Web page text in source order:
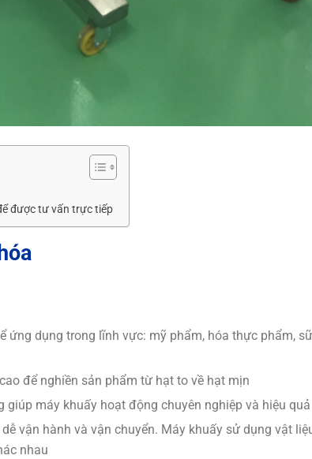
được tư vấn trực tiếp
ứng dụng trong lĩnh vực: mỹ phẩm, hóa thực phẩm,
để nghiền sản phẩm từ hạt to về hạt mịn
giúp máy khuấy hoạt động chuyên nghiệp và hiệu
vận hành và vận chuyển. Máy khuấy sử dụng vật
nhau